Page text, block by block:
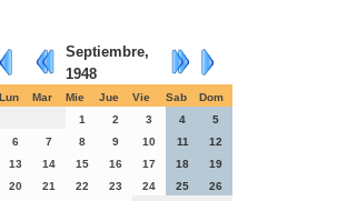
Septiembre,
1948
Lun Mar Mie Jue Vie Sab
Dom
1
2 3 4
5
6
7 8 9 10 11
12
13
14 15 16 17 18
19
20
21 22 23 24 25
26